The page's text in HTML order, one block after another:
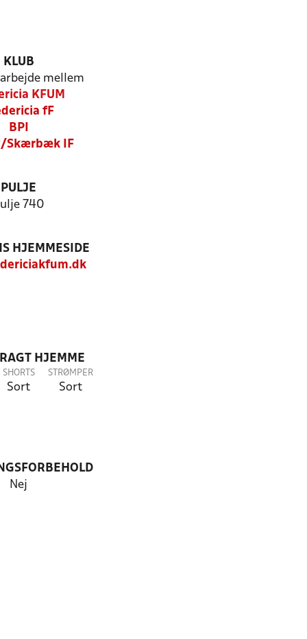
KLUB
mellem
KFUM
fF
BPI
Skærbæk IF
PULJE
740
HJEMMESIDE
HJEMME
SHORTS
Sort
STRØMPER
Sort
Nej